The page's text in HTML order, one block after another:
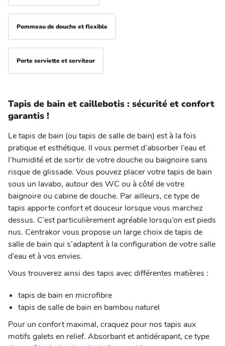
Pommeau de douche et flexible
Porte serviette et serviteur
Tapis de bain et caillebotis : sécurité et confort
garantis !
Le tapis de bain (ou tapis de salle de bain) est à la fois
pratique et esthétique. Il vous permet d’absorber l’eau et
l’humidité et de sortir de votre douche ou baignoire sans
risque de glissade. Vous pouvez placer votre tapis de bain
sous un lavabo, autour des WC ou à côté de votre
baignoire ou cabine de douche. Par ailleurs, ce type de
tapis apporte confort et douceur lorsque vous marchez
dessus. C’est particulièrement agréable lorsqu’on est pieds
nus. Centrakor vous propose un large choix de tapis de
salle de bain qui s’adaptent à la configuration de votre salle
d’eau et à vos envies.
Vous trouverez ainsi des tapis avec différentes matières :
tapis de bain en microfibre
tapis de salle de bain en bambou naturel
Pour un confort maximal, craquez pour nos tapis aux
motifs galets en relief. Absorbant et antidérapant, ce type